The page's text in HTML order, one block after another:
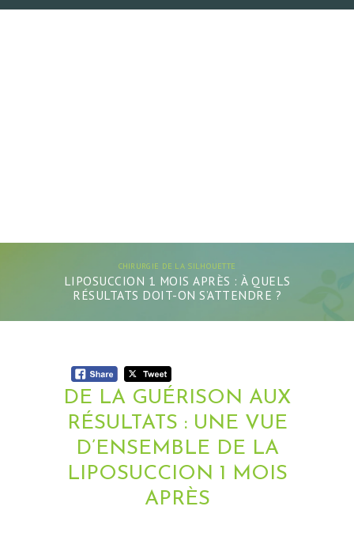
CHIRURGIE DE LA SILHOUETTE
LIPOSUCCION 1 MOIS APRÈS : À QUELS
RÉSULTATS DOIT-ON S’ATTENDRE ?
DE LA GUÉRISON AUX
RÉSULTATS : UNE VUE
D’ENSEMBLE DE LA
LIPOSUCCION 1 MOIS
APRÈS